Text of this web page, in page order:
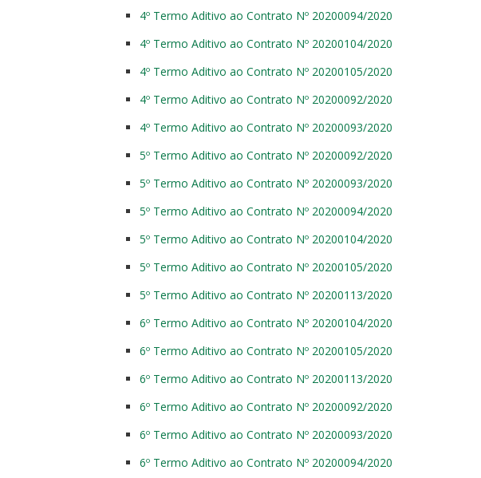
4º Termo Aditivo ao Contrato Nº 20200094/2020
4º Termo Aditivo ao Contrato Nº 20200104/2020
4º Termo Aditivo ao Contrato Nº 20200105/2020
4º Termo Aditivo ao Contrato Nº 20200092/2020
4º Termo Aditivo ao Contrato Nº 20200093/2020
5º Termo Aditivo ao Contrato Nº 20200092/2020
5º Termo Aditivo ao Contrato Nº 20200093/2020
5º Termo Aditivo ao Contrato Nº 20200094/2020
5º Termo Aditivo ao Contrato Nº 20200104/2020
5º Termo Aditivo ao Contrato Nº 20200105/2020
5º Termo Aditivo ao Contrato Nº 20200113/2020
6º Termo Aditivo ao Contrato Nº 20200104/2020
6º Termo Aditivo ao Contrato Nº 20200105/2020
6º Termo Aditivo ao Contrato Nº 20200113/2020
6º Termo Aditivo ao Contrato Nº 20200092/2020
6º Termo Aditivo ao Contrato Nº 20200093/2020
6º Termo Aditivo ao Contrato Nº 20200094/2020